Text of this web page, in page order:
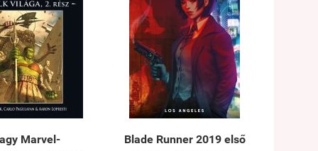
Marvel-
Blade Runner 2019 első